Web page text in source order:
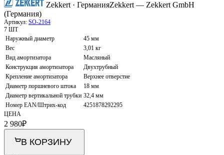
Zekkert · ГерманияZekkert — Zekkert GmbH
(Германия)
Артикул: SO-2164
7 ШТ
Наружный диаметр
45 мм
Вес
3,01 кг
Вид амортизатора
Масляный
Конструкция амортизатора
Двухтрубный
Крепление амортизатора
Верхнее отверстие
Диаметр поршневого штока
18 мм
Диаметр вертикальной трубки 32,4 мм
Номер EAN/Штрих-код
4251878292295
ЦЕНА
2 980₽
В КОРЗИНУ